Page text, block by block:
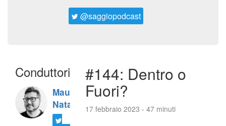
@saggiopodcast
Conduttori
Maurizio
Natali
#144: Dentro o
Fuori?
17 febbraio 2023 - 47 minuti